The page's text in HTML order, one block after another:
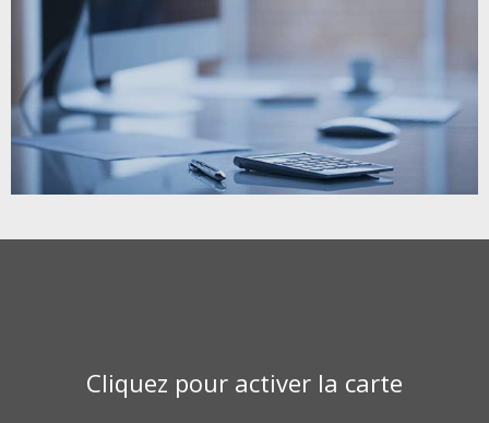
Cliquez pour activer la carte